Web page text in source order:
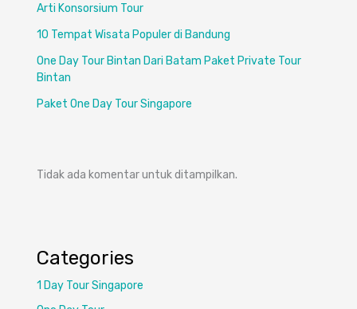
Arti Konsorsium Tour
10 Tempat Wisata Populer di Bandung
One Day Tour Bintan Dari Batam Paket Private Tour
Bintan
Paket One Day Tour Singapore
Tidak ada komentar untuk ditampilkan.
Categories
1 Day Tour Singapore